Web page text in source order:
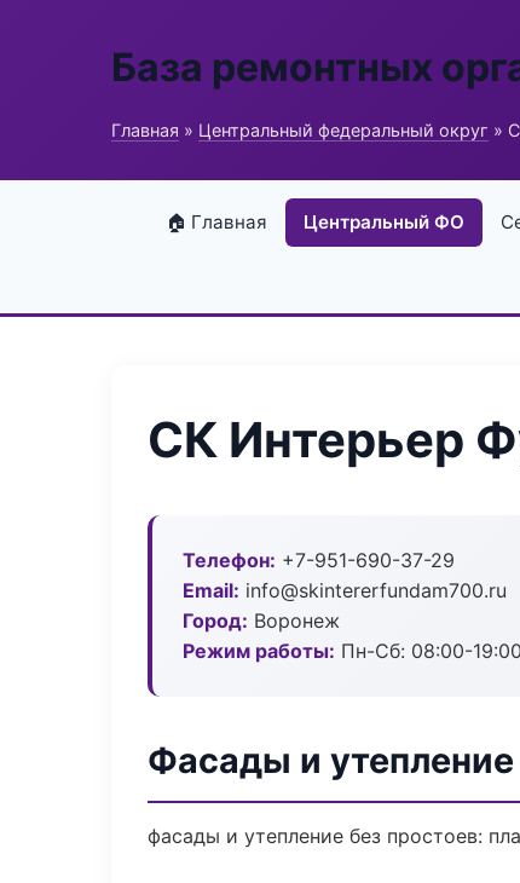
База ремонтных
Главная » Центральный федеральный округ »
🏠 Главная Центральный ФО
СК Интерьер
Телефон: +7-951-690-37-29
Email: info@skintererfundam700.ru
Город: Воронеж
Режим работы: Пн-Сб: 08:00-19:00
Фасады и
фасады и утепление без простоев: